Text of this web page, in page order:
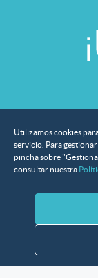
Utilizamos cookies
servicio. Para
pincha sobre
consultar nuestra
© 2026 Itop
Aviso